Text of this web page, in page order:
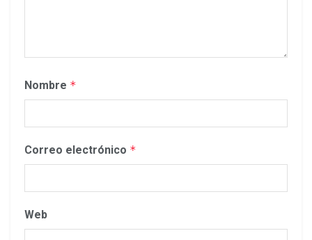
Nombre *
Correo electrónico *
Web